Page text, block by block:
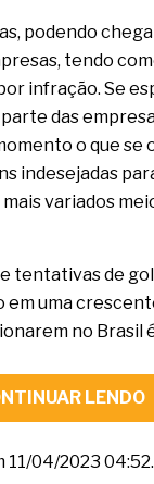
podendo
tendo
infração. Se
das
o que se
indesejadas
variados
tentativas de
em uma
no Brasil
LENDO
04/2023 04:52.